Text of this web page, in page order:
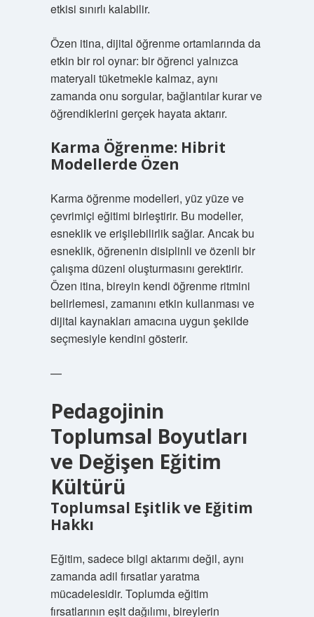
etkisi sınırlı kalabilir.
Özen itina, dijital öğrenme ortamlarında da
etkin bir rol oynar: bir öğrenci yalnızca
materyali tüketmekle kalmaz, aynı
zamanda onu sorgular, bağlantılar kurar ve
öğrendiklerini gerçek hayata aktarır.
Karma Öğrenme: Hibrit
Modellerde Özen
Karma öğrenme modelleri, yüz yüze ve
çevrimiçi eğitimi birleştirir. Bu modeller,
esneklik ve erişilebilirlik sağlar. Ancak bu
esneklik, öğrenenin disiplinli ve özenli bir
çalışma düzeni oluşturmasını gerektirir.
Özen itina, bireyin kendi öğrenme ritmini
belirlemesi, zamanını etkin kullanması ve
dijital kaynakları amacına uygun şekilde
seçmesiyle kendini gösterir.
—
Pedagojinin
Toplumsal Boyutları
ve Değişen Eğitim
Kültürü
Toplumsal Eşitlik ve Eğitim
Hakkı
Eğitim, sadece bilgi aktarımı değil, aynı
zamanda adil fırsatlar yaratma
mücadelesidir. Toplumda eğitim
fırsatlarının eşit dağılımı, bireylerin